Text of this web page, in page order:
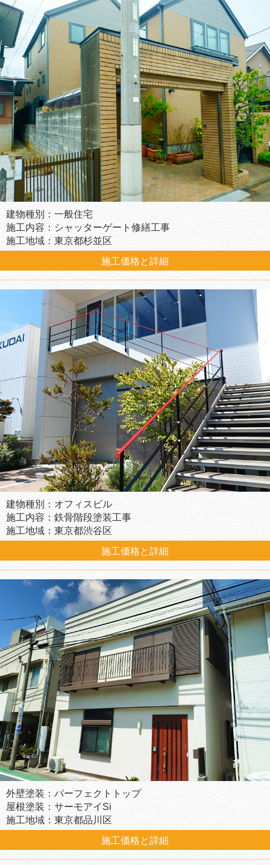
建物種別：一般住宅
施工内容：シャッターゲート修繕工事
施工地域：東京都杉並区
施工価格と詳細
建物種別：オフィスビル
施工内容：鉄骨階段塗装工事
施工地域：東京都渋谷区
施工価格と詳細
外壁塗装：パーフェクトトップ
屋根塗装：サーモアイSi
施工地域：東京都品川区
施工価格と詳細